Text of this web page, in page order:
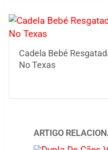
Cadela Bebé
No Texas
ARTIGO